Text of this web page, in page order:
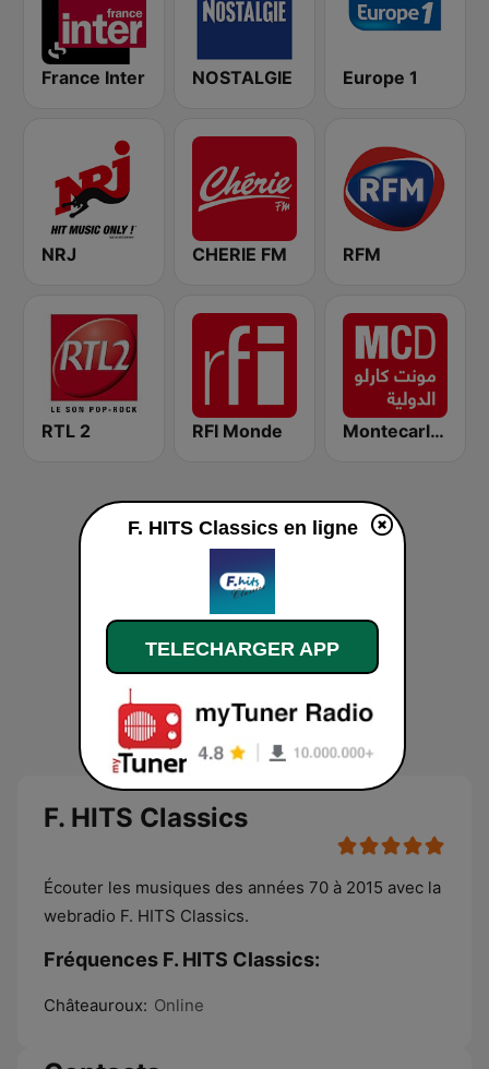
France Inter NOSTALGIE Europe 1
NRJ CHERIE FM RFM
RTL 2 RFI Monde Montecarlo al doualiya (مونت كارلو الدولية)
F. HITS Classics
Écouter les musiques des années 70 à 2015 avec la
webradio F. HITS Classics.
Fréquences F. HITS Classics:
Châteauroux: Online
F. HITS Classics en ligne
TELECHARGER APP